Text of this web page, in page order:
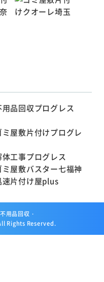
用品回収・
Rights Reserved.